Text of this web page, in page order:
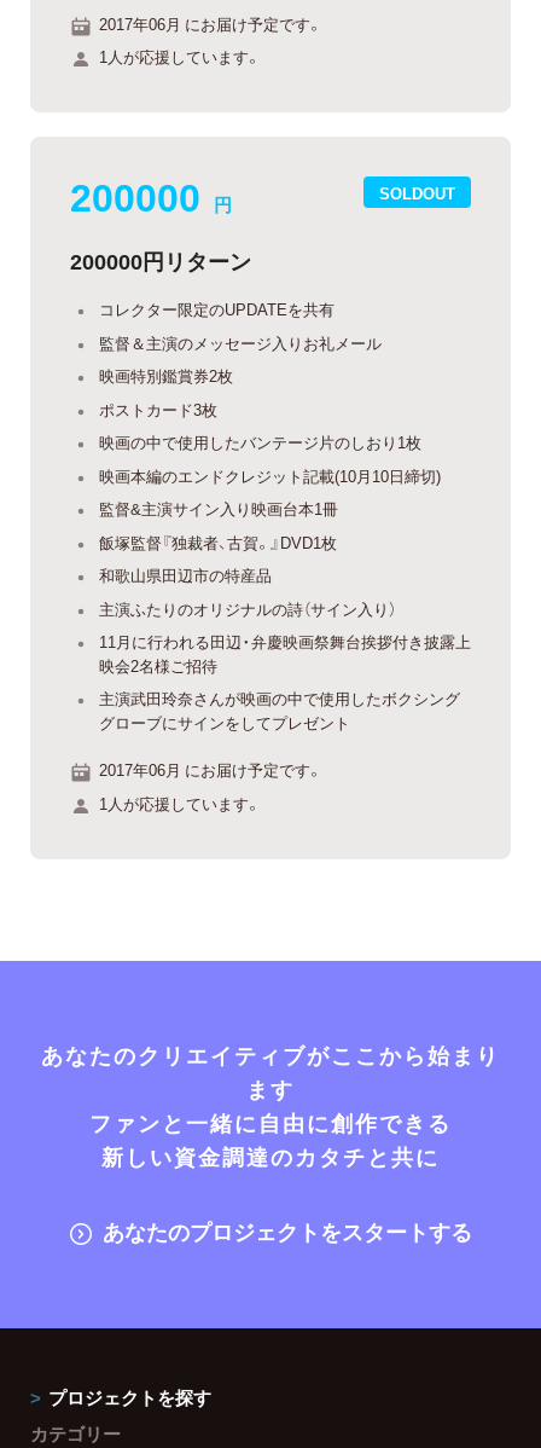
2017年06月 にお届け予定です。
1人が応援しています。
SOLDOUT
200000 円
200000円リターン
コレクター限定のUPDATEを共有
監督＆主演のメッセージ入りお礼メール
映画特別鑑賞券2枚
ポストカード3枚
映画の中で使用したバンテージ片のしおり1枚
映画本編のエンドクレジット記載(10月10日締切)
監督&主演サイン入り映画台本1冊
飯塚監督『独裁者、古賀。』DVD1枚
和歌山県田辺市の特産品
主演ふたりのオリジナルの詩（サイン入り）
11月に行われる田辺・弁慶映画祭舞台挨拶付き披露上
映会2名様ご招待
主演武田玲奈さんが映画の中で使用したボクシング
グローブにサインをしてプレゼント
2017年06月 にお届け予定です。
1人が応援しています。
あなたのクリエイティブがここから始まり
ます
ファンと一緒に自由に創作できる
新しい資金調達のカタチと共に
あなたのプロジェクトをスタートする
プロジェクトを探す
カテゴリー